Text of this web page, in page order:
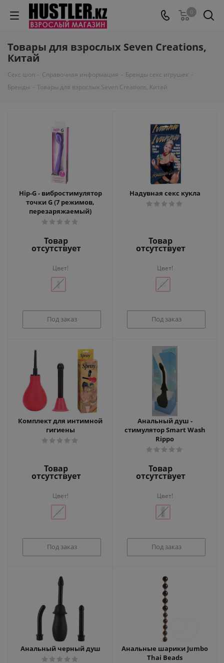
0
Товары для взрослых Seven Creations,
Китай
Секс шоп - Справочная информация - Бренды секс игрушек -
Бренды - Товары для взрослых Seven Creations, Китай
Hip-G - вибростимулятор
точки G (7 режимов,
перезаряжаемый)
Товар
отсутствует
Цвет!
Под заказ
Надувная секс кукла
Товар
отсутствует
Цвет!
Под заказ
Комплект для интимной
гигиены
Товар
отсутствует
Цвет!
Под заказ
Анальный душ -
стимулятор Smart Wash
Rippo
Товар
отсутствует
Цвет!
Под заказ
Анальный черный душ
Анальные шарики Jumbo
Thai Beads